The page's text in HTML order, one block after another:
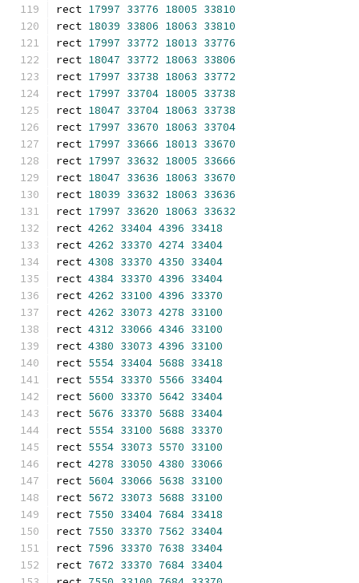
rect 17997 33776 18005 33810
rect 18039 33806 18063 33810
rect 17997 33772 18013 33776
rect 18047 33772 18063 33806
rect 17997 33738 18063 33772
rect 17997 33704 18005 33738
rect 18047 33704 18063 33738
rect 17997 33670 18063 33704
rect 17997 33666 18013 33670
rect 17997 33632 18005 33666
rect 18047 33636 18063 33670
rect 18039 33632 18063 33636
rect 17997 33620 18063 33632
rect 4262 33404 4396 33418
rect 4262 33370 4274 33404
rect 4308 33370 4350 33404
rect 4384 33370 4396 33404
rect 4262 33100 4396 33370
rect 4262 33073 4278 33100
rect 4312 33066 4346 33100
rect 4380 33073 4396 33100
rect 5554 33404 5688 33418
rect 5554 33370 5566 33404
rect 5600 33370 5642 33404
rect 5676 33370 5688 33404
rect 5554 33100 5688 33370
rect 5554 33073 5570 33100
rect 4278 33050 4380 33066
rect 5604 33066 5638 33100
rect 5672 33073 5688 33100
rect 7550 33404 7684 33418
rect 7550 33370 7562 33404
rect 7596 33370 7638 33404
rect 7672 33370 7684 33404